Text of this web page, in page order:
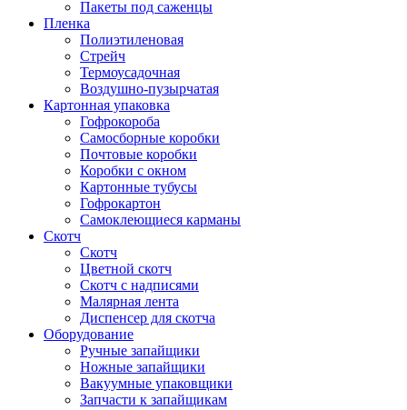
Пакеты под саженцы
Пленка
Полиэтиленовая
Стрейч
Термоусадочная
Воздушно-пузырчатая
Картонная упаковка
Гофрокороба
Самосборные коробки
Почтовые коробки
Коробки с окном
Картонные тубусы
Гофрокартон
Самоклеющиеся карманы
Скотч
Скотч
Цветной скотч
Скотч с надписями
Малярная лента
Диспенсер для скотча
Оборудование
Ручные запайщики
Ножные запайщики
Вакуумные упаковщики
Запчасти к запайщикам